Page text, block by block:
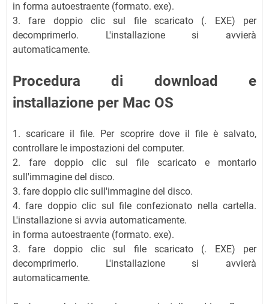
in forma autoestraente (formato. exe).
3. fare doppio clic sul file scaricato (. EXE) per
decomprimerlo. L'installazione si avvierà
automaticamente.
Procedura di download e
installazione per Mac OS
1. scaricare il file. Per scoprire dove il file è salvato,
controllare le impostazioni del computer.
2. fare doppio clic sul file scaricato e montarlo
sull'immagine del disco.
3. fare doppio clic sull'immagine del disco.
4. fare doppio clic sul file confezionato nella cartella.
L'installazione si avvia automaticamente.
in forma autoestraente (formato. exe).
3. fare doppio clic sul file scaricato (. EXE) per
decomprimerlo. L'installazione si avvierà
automaticamente.